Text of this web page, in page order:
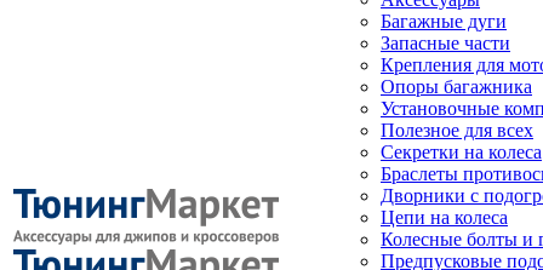
Багажные дуги
Запасные части
Крепления для
Опоры багажника
Установочные
Полезное для всех
Секретки на колеса
Браслеты
Дворники с
Цепи на колеса
Колесные болты и
Предпусковые